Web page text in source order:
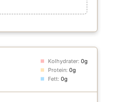
Kolhydrater: 0g
Protein: 0g
Fett: 0g